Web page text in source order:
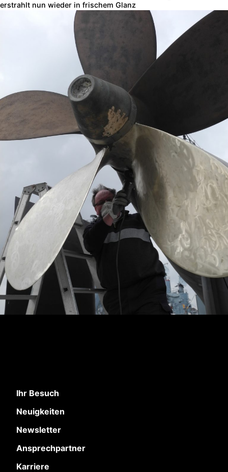
erstrahlt nun wieder in frischem Glanz
Ihr Besuch
Neuigkeiten
Newsletter
Ansprechpartner
Karriere